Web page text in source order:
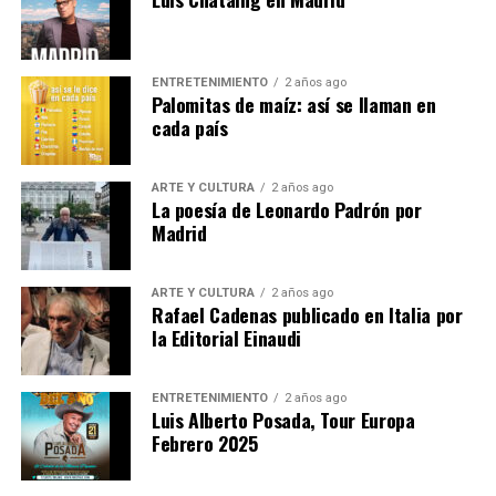
acompañado por los escritores Karina Sáinz Borgo
y Juan Carlos Méndez Guédez,
escritura y la manera de entender la
poesía que signa el trabajo del autor caraqueño.
Las entradas están agotadas.
Se puede seguir en :
Presentación del libro «La difícil belleza de las
esquinas», de Leonardo Padrón
Emisión en directo | Instituto Cervantes
Nota
Post Views: 1.173
ENTRETENIMIENTO 2 años ago
Palomitas de maíz: así se llaman en
cada país
ARTE Y CULTURA 2 años ago
La poesía de Leonardo Padrón por
Madrid
ARTE Y CULTURA 2 años ago
Rafael Cadenas publicado en Italia por
la Editorial Einaudi
ENTRETENIMIENTO 2 años ago
Luis Alberto Posada, Tour Europa
Febrero 2025